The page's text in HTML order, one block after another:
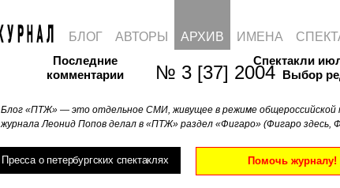
№ 3 [37] 2004
Последние
комментарии
Блог «ПТЖ» — это отдельное СМИ, живущее в режиме
журнала Леонид Попов делал в «ПТЖ» раздел «Фигаро» (Фигаро
Спектакли
Выбор
Пресса о петербургских спектаклях Помочь журналу!
БЛОГ АВТОРЫ АРХИВ ИМЕНА